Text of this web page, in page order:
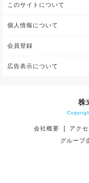
このサイトについて
個人情報について
会員登録
広告表示について
株
会社概要 アクセ
グループ